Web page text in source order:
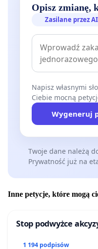
Opisz zmianę,
Zasilane przez AI
Napisz własnymi
Ciebie mocną
Wygeneruj
Twoje dane należą
Prywatność już na
Inne petycje, które mogą
Stop podwyżce
1 194 podpisów